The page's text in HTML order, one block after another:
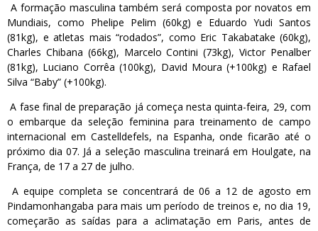
A formação masculina também será composta por novatos em
Mundiais, como Phelipe Pelim (60kg) e Eduardo Yudi Santos
(81kg), e atletas mais “rodados”, como Eric Takabatake (60kg),
Charles Chibana (66kg), Marcelo Contini (73kg), Victor Penalber
(81kg), Luciano Corrêa (100kg), David Moura (+100kg) e Rafael
Silva “Baby” (+100kg).
A fase final de preparação já começa nesta quinta-feira, 29, com
o embarque da seleção feminina para treinamento de campo
internacional em Castelldefels, na Espanha, onde ficarão até o
próximo dia 07. Já a seleção masculina treinará em Houlgate, na
França, de 17 a 27 de julho.
A equipe completa se concentrará de 06 a 12 de agosto em
Pindamonhangaba para mais um período de treinos e, no dia 19,
começarão as saídas para a aclimatação em Paris, antes de